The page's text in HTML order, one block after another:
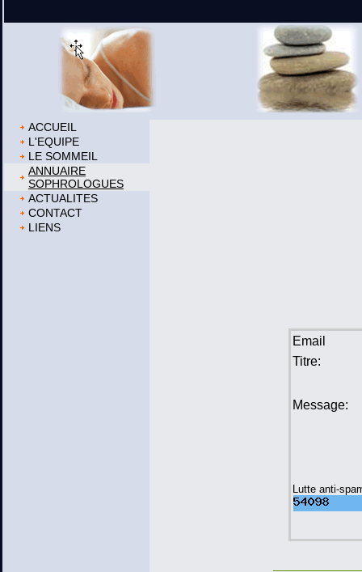
ACCUEIL
L'EQUIPE
LE SOMMEIL
ANNUAIRE
SOPHROLOGUES
ACTUALITES
CONTACT
LIENS
Email
Titre:
Message:
Lutte anti-